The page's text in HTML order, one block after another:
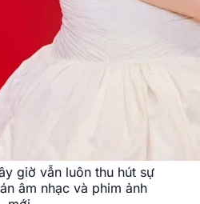
giờ vẫn luôn thu hút sự
âm nhạc và phim ảnh